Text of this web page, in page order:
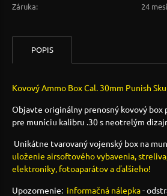
Záruka:
24
POPIS
Kovový Ammo Box Cal. 30mm Punish
Objavte originálny prenosný kovový box
pre muníciu kalibru .30 s neotrelým
Unikátne tvarovaný vojenský box na
uloženie airsoftového vybavenia,
elektroniky, fotoaparátov a ďalšieho!
Upozornenie: informačná nálepka-